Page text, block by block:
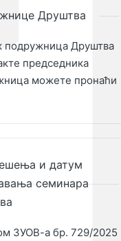
Друштва
подружница Друштва
председника
можете пронаћи
и датум
семинара
ЗУОВ-а бр. 729/2025